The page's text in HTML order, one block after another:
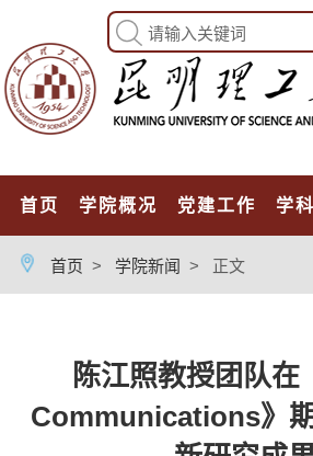
首页 学院概况 党建工作 学
首页 > 学院新闻 > 正文
陈江照教授团队在
Communications》